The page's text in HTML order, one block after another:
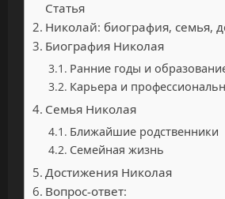
Статья
Николай: биография, семья,
Биография Николая
Ранние годы и
Карьера и
Семья Николая
Ближайшие родственники
Семейная жизнь
Достижения Николая
Вопрос-ответ: